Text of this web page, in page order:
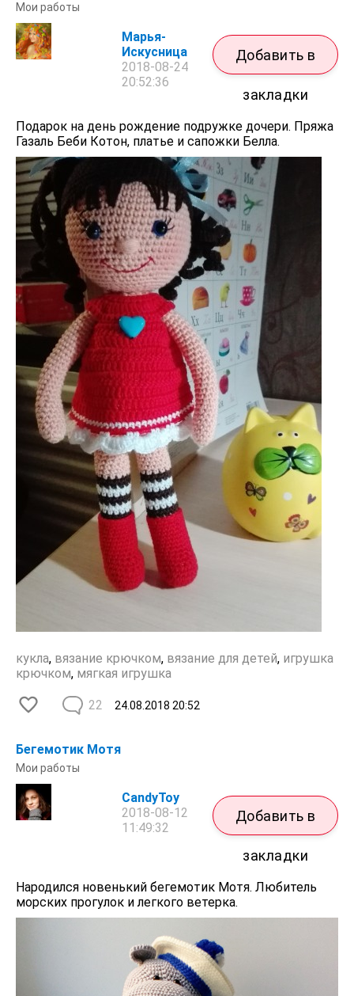
Мои работы
Марья-
Искусница
2018-08-24
20:52:36
Добавить в
закладки
Подарок на день рождение подружке дочери. Пряжа
Газаль Беби Котон, платье и сапожки Белла.
кукла, вязание крючком, вязание для детей, игрушка
крючком, мягкая игрушка
24.08.2018 20:52
22
Бегемотик Мотя
Мои работы
CandyToy
2018-08-12
11:49:32
Добавить в
закладки
Народился новенький бегемотик Мотя. Любитель
морских прогулок и легкого ветерка.